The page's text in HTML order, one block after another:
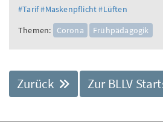
#Tarif#Maskenpflicht#Lüften
Themen:
Corona Frühpädagogik
Zurück Zur BLLV